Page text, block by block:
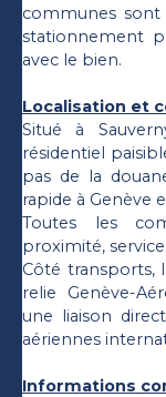
communes sont
stationnement
avec le bien.
Localisation et
Situé à
résidentiel
pas de la
rapide à Genève
Toutes les
proximité,
Côté transports,
relie Genève-
une liaison
aériennes
Informations